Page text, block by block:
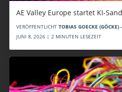
AE Valley Europe startet KI-
VERÖFFENTLICHT TOBIAS GOECKE
JUNI 8, 2026 | 2 MINUTEN LESEZEIT